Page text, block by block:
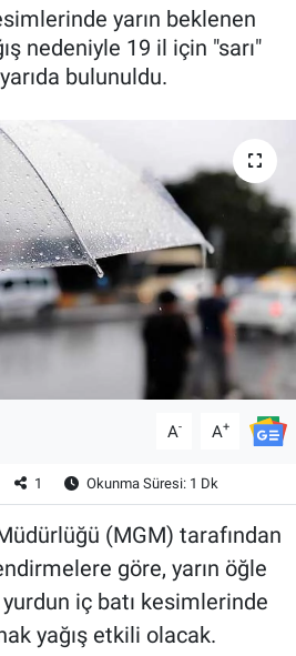
yarın beklenen
nedeniyle 19 il için "sarı"
bulunuldu.
A- A+
1 Okunma Süresi: 1 Dk
(MGM) tarafından
göre, yarın öğle
iç batı kesimlerinde
yağış etkili olacak.